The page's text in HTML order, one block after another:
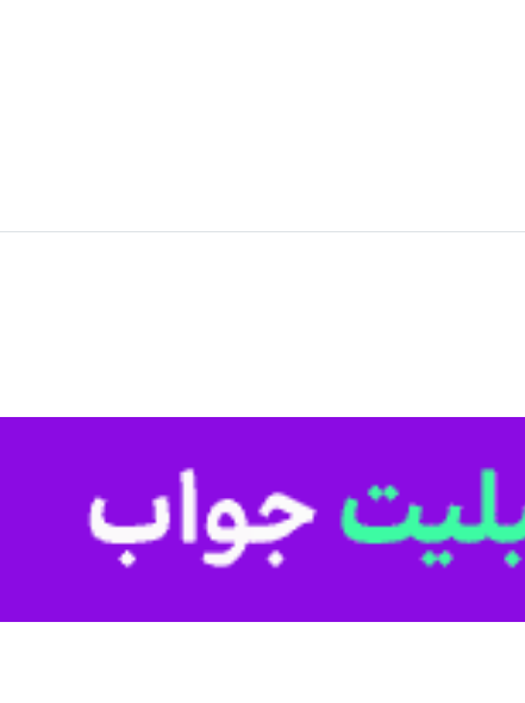
زراعی جاری (مهرسال گذشته تا پایان اردیبهشت…
وضعیت جوی استان غالبا پایدار، آسمان…